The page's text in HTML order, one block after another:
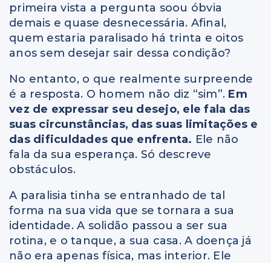
primeira vista a pergunta soou óbvia
demais e quase desnecessária. Afinal,
quem estaria paralisado há trinta e oitos
anos sem desejar sair dessa condição?
No entanto, o que realmente surpreende
é a resposta. O homem não diz “sim”. Em
vez de expressar seu desejo, ele fala das
suas circunstâncias, das suas limitações e
das dificuldades que enfrenta. Ele não
fala da sua esperança. Só descreve
obstáculos.
A paralisia tinha se entranhado de tal
forma na sua vida que se tornara a sua
identidade. A solidão passou a ser sua
rotina, e o tanque, a sua casa. A doença já
não era apenas física, mas interior. Ele